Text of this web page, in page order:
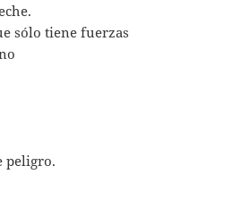
sólo tiene fuerzas
peligro.